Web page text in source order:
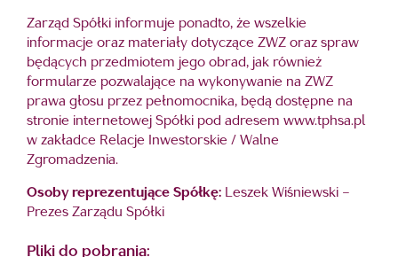
Zarząd Spółki informuje ponadto, że wszelkie
informacje oraz materiały dotyczące ZWZ oraz spraw
będących przedmiotem jego obrad, jak również
formularze pozwalające na wykonywanie na ZWZ
prawa głosu przez pełnomocnika, będą dostępne na
stronie internetowej Spółki pod adresem www.tphsa.pl
w zakładce Relacje Inwestorskie / Walne
Zgromadzenia.
Osoby reprezentujące Spółkę: Leszek Wiśniewski –
Prezes Zarządu Spółki
Pliki do pobrania: